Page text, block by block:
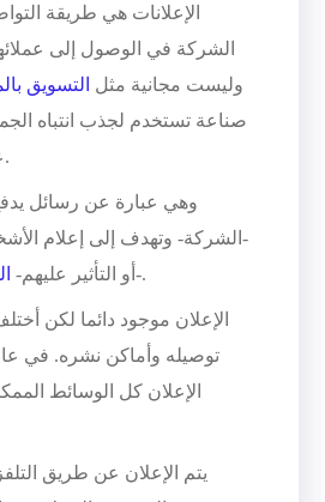
الإعلانات هي طريقة
الشركة في الوصول إلى
وليست مجانية مثل التسويق
صناعة تستخدم لجذب انتباه
عادة منتج أو خدمة.
وهي عبارة عن رسائل
-الشركة- وتهدف إلى إعلام
أو التأثير عليهم--.
الإعلان موجود دائما لكن
توصيله وأماكن نشره. في
الإعلان كل الوسائط
يتم الإعلان عن طريق